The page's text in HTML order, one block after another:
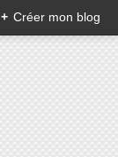
+ Créer mon blog